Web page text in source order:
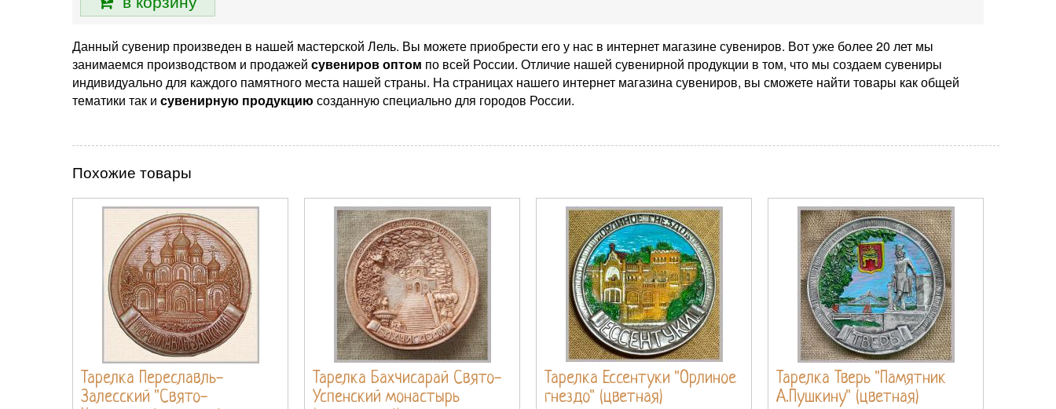
Данный сувенир произведен в нашей мастерской Лель. Вы можете приобрести его у нас в интернет магазине сувениров. Вот уже более 20 лет мы
занимаемся производством и продажей сувениров оптом по всей России. Отличие нашей сувенирной продукции в том, что мы создаем сувениры
индивидуально для каждого памятного места нашей страны. На страницах нашего интернет магазина сувениров, вы сможете найти товары как общей
тематики так и сувенирную продукцию созданную специально для городов России.
Похожие товары
Тарелка Переславль-
Залесский "Свято-
Тарелка Бахчисарай Свято-
Успенский монастырь
Тарелка Ессентуки "Орлиное
гнездо" (цветная)
Тарелка Тверь "Памятник
А.Пушкину" (цветная)